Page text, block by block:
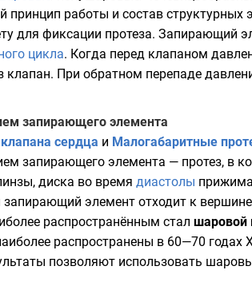
принцип работы и состав
для фиксации протеза. Запирающий
цикла. Когда перед клапаном
клапан. При обратном перепаде
запирающего элемента
сердца и Малогабаритные
запирающего элемента — протез, в
, диска во время диастолы
запирающий элемент отходит к
распространённым стал шаровой
распространены в 60—70 годах
позволяют использовать